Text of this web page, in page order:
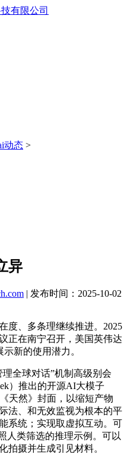
动态 >
异
| 发布时间：2025-10-02
、多条理继续推进。2025
正在南宁召开，美国英伟达
新的使用潜力。
全球对话”机制高级别会
）推出的开源AI大模子
天然》封面，以缩短产物
法、和无效监视为根本的平
系统；实现取虚拟互动。可
人类筛选的推理示例。可以
拍摄并生成引见材料。